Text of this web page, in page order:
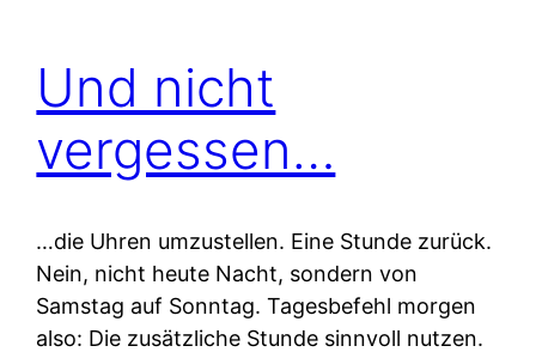
Und nicht
vergessen…
…die Uhren umzustellen. Eine Stunde zurück.
Nein, nicht heute Nacht, sondern von
Samstag auf Sonntag. Tagesbefehl morgen
also: Die zusätzliche Stunde sinnvoll nutzen.